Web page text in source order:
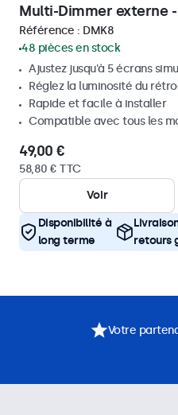
Multi-Dimmer externe
Référence : DMK8
48 pièces en stock
Ajustez jusqu'à 5 écrans
Réglez la luminosité du
Rapide et facile à installer
Compatible avec tous les
49,00 €
58,80 € TTC
Voir
Disponibilité à
long terme
retours
Votre